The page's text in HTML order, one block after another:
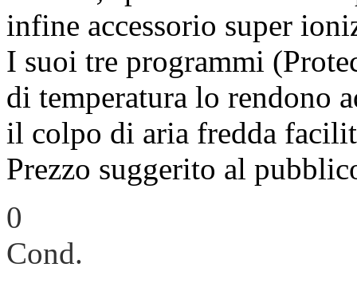
infine accessorio super
I suoi tre programmi
di temperatura lo rendono
il colpo di aria fredda
Prezzo suggerito al
0
Cond.